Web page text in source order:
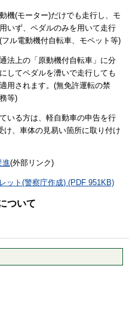
機(モーター)だけでも走行し、モ
いず、ペダルのみを用いて走行
ル電動機付自転車、モペット等)
法上の「原動機付自転車」に分
してペダルを漕いで走行しても
用されます。(無免許運転の禁
等)
いる方は、軽自動車の申告を行
け、車体の見易い箇所に取り付け
進(外部リンク)
ット(警察庁作成) (PDF 951KB)
ついて